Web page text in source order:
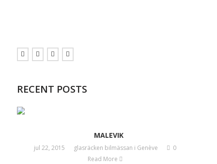
RECENT POSTS
MALEVIK
jul 22, 2015 glasräcken bilmässan i Genève
0
Read More